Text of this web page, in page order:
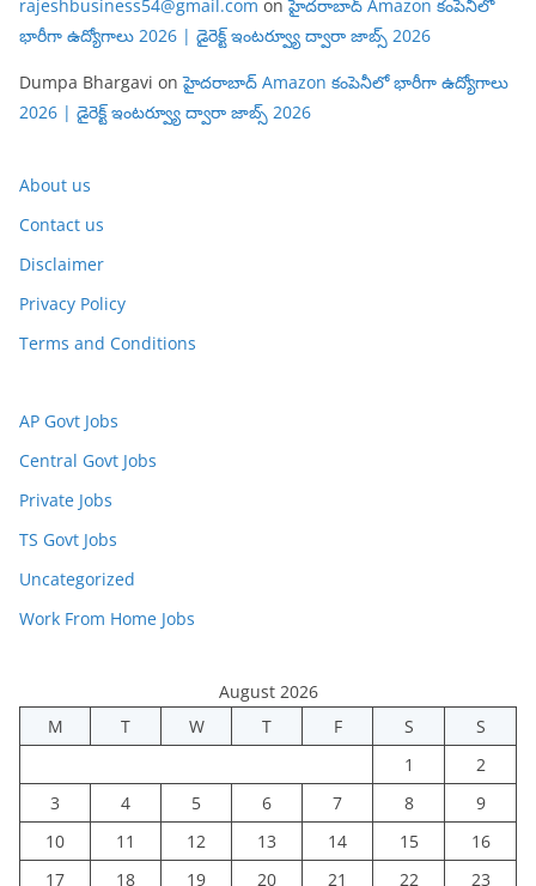
rajeshbusiness54@gmail.com onహైదరాబాద్ Amazon కంపెనీలో
భారీగా ఉద్యోగాలు 2026 | డైరెక్ట్ ఇంటర్వ్యూ ద్వారా జాబ్స్ 2026
Dumpa Bhargavi onహైదరాబాద్ Amazon కంపెనీలో భారీగా ఉద్యోగాలు
2026 | డైరెక్ట్ ఇంటర్వ్యూ ద్వారా జాబ్స్ 2026
About us
Contact us
Disclaimer
Privacy Policy
Terms and Conditions
AP Govt Jobs
Central Govt Jobs
Private Jobs
TS Govt Jobs
Uncategorized
Work From Home Jobs
August 2026
M
T W T F S
S
1
2
3
4 5 6 7 8
9
10
11 12 13 14 15
16
17
18 19 20 21 22 23